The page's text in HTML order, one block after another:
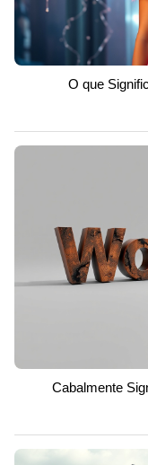
O que
Cabalmente